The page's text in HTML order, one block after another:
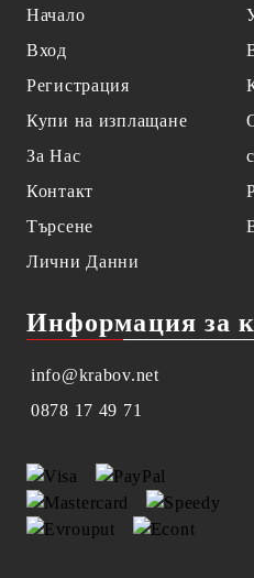
Начало
Вход
Регистрация
Купи на изплащане
За Нас
Контакт
Търсене
Лични Данни
Информация за
info@krabov.net
0878 17 49 71